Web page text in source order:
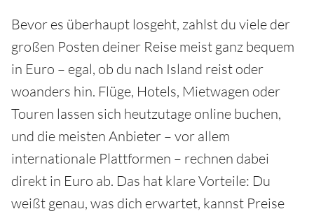
Bevor es überhaupt losgeht, zahlst du viele der
großen Posten deiner Reise meist ganz bequem
in Euro – egal, ob du nach Island reist oder
woanders hin. Flüge, Hotels, Mietwagen oder
Touren lassen sich heutzutage online buchen,
und die meisten Anbieter – vor allem
internationale Plattformen – rechnen dabei
direkt in Euro ab. Das hat klare Vorteile: Du
weißt genau, was dich erwartet, kannst Preise